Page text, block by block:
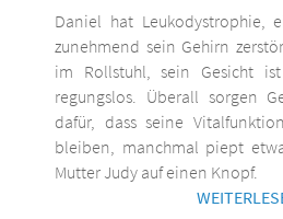
Daniel hat Leukodystrophie,
zunehmend sein Gehirn
im Rollstuhl, sein Gesicht
regungslos. Überall sorgen
dafür, dass seine
bleiben, manchmal piept
Mutter Judy auf einen Knopf.